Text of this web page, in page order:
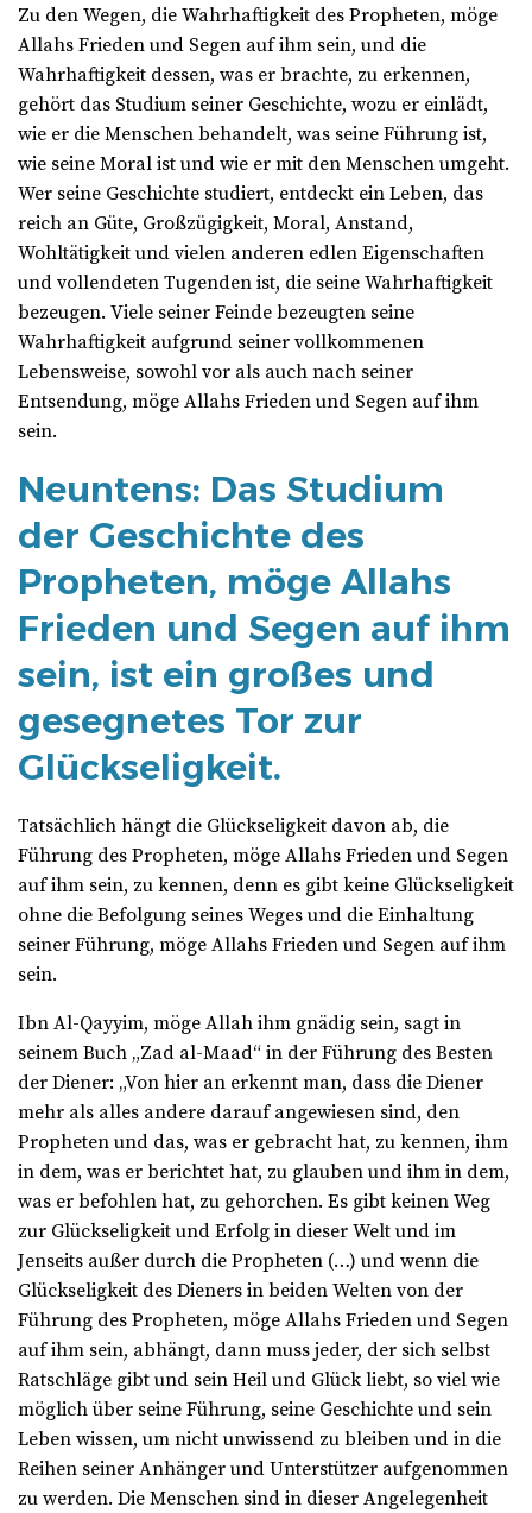
Zu den Wegen, die Wahrhaftigkeit des Propheten, möge
Allahs Frieden und Segen auf ihm sein, und die
Wahrhaftigkeit dessen, was er brachte, zu erkennen,
gehört das Studium seiner Geschichte, wozu er einlädt,
wie er die Menschen behandelt, was seine Führung ist,
wie seine Moral ist und wie er mit den Menschen umgeht.
Wer seine Geschichte studiert, entdeckt ein Leben, das
reich an Güte, Großzügigkeit, Moral, Anstand,
Wohltätigkeit und vielen anderen edlen Eigenschaften
und vollendeten Tugenden ist, die seine Wahrhaftigkeit
bezeugen. Viele seiner Feinde bezeugten seine
Wahrhaftigkeit aufgrund seiner vollkommenen
Lebensweise, sowohl vor als auch nach seiner
Entsendung, möge Allahs Frieden und Segen auf ihm
sein.
Neuntens: Das Studium
der Geschichte des
Propheten, möge Allahs
Frieden und Segen auf ihm
sein, ist ein großes und
gesegnetes Tor zur
Glückseligkeit.
Tatsächlich hängt die Glückseligkeit davon ab, die
Führung des Propheten, möge Allahs Frieden und Segen
auf ihm sein, zu kennen, denn es gibt keine Glückseligkeit
ohne die Befolgung seines Weges und die Einhaltung
seiner Führung, möge Allahs Frieden und Segen auf ihm
sein.
Ibn Al-Qayyim, möge Allah ihm gnädig sein, sagt in
seinem Buch „Zad al-Maad“ in der Führung des Besten
der Diener: „Von hier an erkennt man, dass die Diener
mehr als alles andere darauf angewiesen sind, den
Propheten und das, was er gebracht hat, zu kennen, ihm
in dem, was er berichtet hat, zu glauben und ihm in dem,
was er befohlen hat, zu gehorchen. Es gibt keinen Weg
zur Glückseligkeit und Erfolg in dieser Welt und im
Jenseits außer durch die Propheten (…) und wenn die
Glückseligkeit des Dieners in beiden Welten von der
Führung des Propheten, möge Allahs Frieden und Segen
auf ihm sein, abhängt, dann muss jeder, der sich selbst
Ratschläge gibt und sein Heil und Glück liebt, so viel wie
möglich über seine Führung, seine Geschichte und sein
Leben wissen, um nicht unwissend zu bleiben und in die
Reihen seiner Anhänger und Unterstützer aufgenommen
zu werden. Die Menschen sind in dieser Angelegenheit